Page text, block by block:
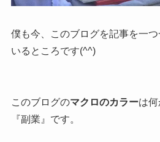
僕も今、このブログを記事を一
いるところです(^^)
このブログのマクロのカラーは何
『副業』です。